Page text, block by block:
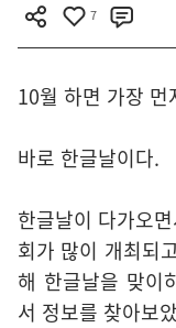
7
10월 하면 가장
바로 한글날이다.
한글날이 다가오
회가 많이 개최되
해 한글날을 맞이
서 정보를 찾아보